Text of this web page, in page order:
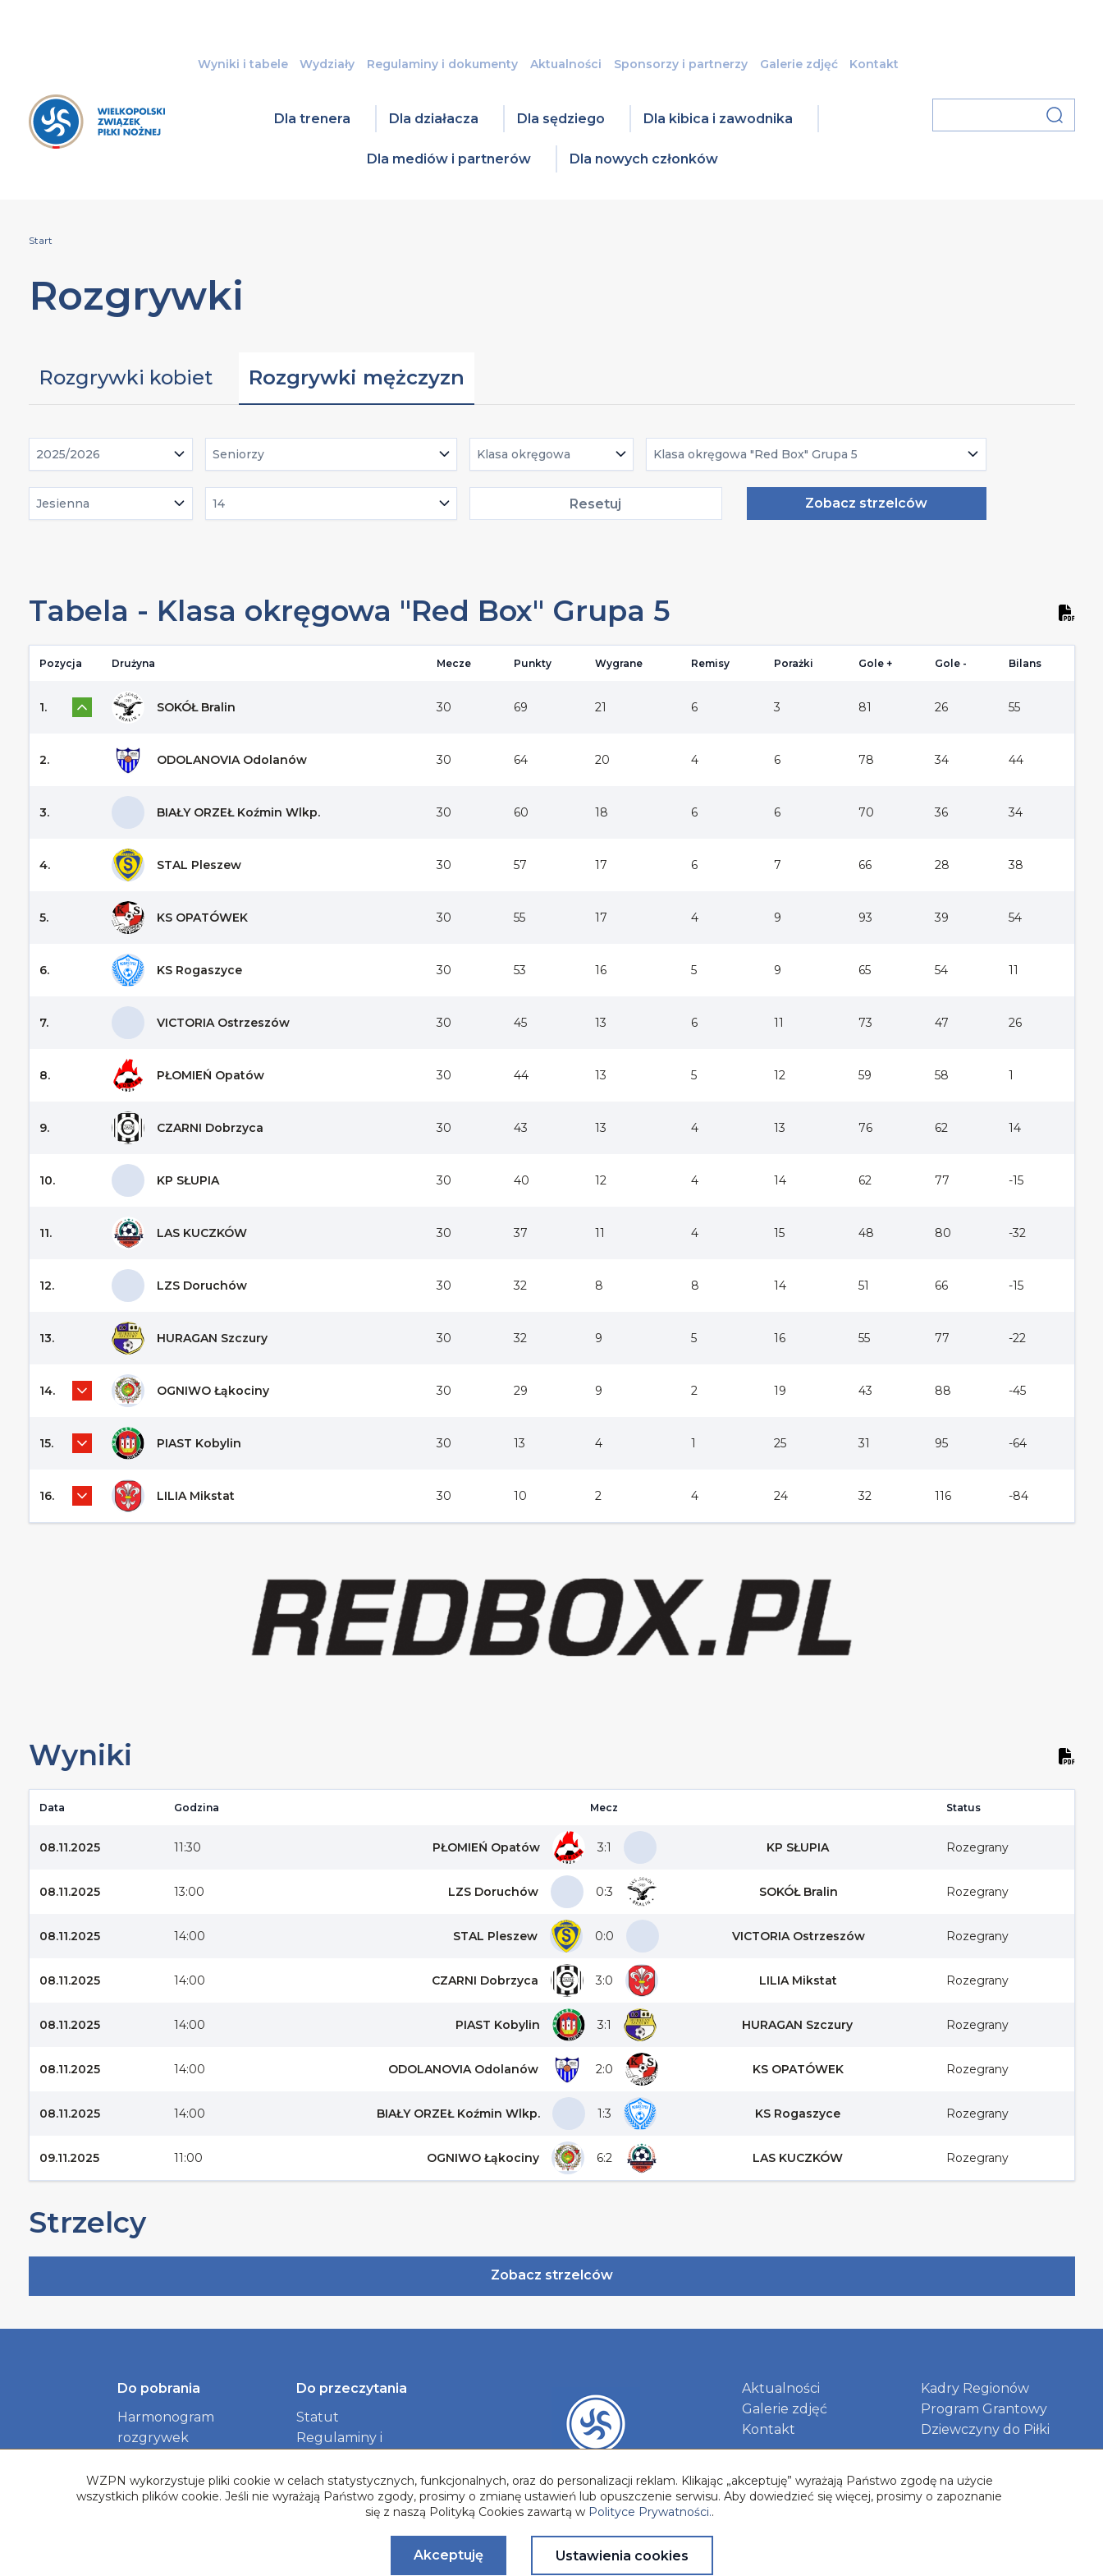
Wyniki i tabele Wydziały Regulaminy i dokumenty Aktualności Sponsorzy i partnerzy Galerie zdjęć Kontakt
Dla trenera Dla działacza Dla sędziego Dla kibica i zawodnika
Dla mediów i partnerów Dla nowych członków
Start
Rozgrywki
Rozgrywki kobiet Rozgrywki mężczyzn
2025/2026 Seniorzy Klasa okręgowa Klasa okręgowa "Red Box" Grupa 5
Jesienna 14 Resetuj Zobacz strzelców
Tabela - Klasa okręgowa "Red Box" Grupa 5
Pozycja Drużyna Mecze Punkty Wygrane Remisy Porażki Gole + Gole - Bilans
1. SOKÓŁ Bralin 30 69 21 6 3 81 26 55
2. ODOLANOVIA Odolanów 30 64 20 4 6 78 34 44
3. BIAŁY ORZEŁ Koźmin Wlkp. 30 60 18 6 6 70 36 34
4. STAL Pleszew 30 57 17 6 7 66 28 38
5. KS OPATÓWEK 30 55 17 4 9 93 39 54
6. KS Rogaszyce 30 53 16 5 9 65 54 11
7. VICTORIA Ostrzeszów 30 45 13 6 11 73 47 26
8. PŁOMIEŃ Opatów 30 44 13 5 12 59 58 1
9. CZARNI Dobrzyca 30 43 13 4 13 76 62 14
10. KP SŁUPIA 30 40 12 4 14 62 77 -15
11. LAS KUCZKÓW 30 37 11 4 15 48 80 -32
12. LZS Doruchów 30 32 8 8 14 51 66 -15
13. HURAGAN Szczury 30 32 9 5 16 55 77 -22
14. OGNIWO Łąkociny 30 29 9 2 19 43 88 -45
15. PIAST Kobylin 30 13 4 1 25 31 95 -64
16. LILIA Mikstat 30 10 2 4 24 32 116 -84
Wyniki
Data Godzina Mecz Status
08.11.2025 11:30 PŁOMIEŃ Opatów 3:1 KP SŁUPIA Rozegrany
08.11.2025 13:00 LZS Doruchów 0:3 SOKÓŁ Bralin Rozegrany
08.11.2025 14:00 STAL Pleszew 0:0 VICTORIA Ostrzeszów Rozegrany
08.11.2025 14:00 CZARNI Dobrzyca 3:0 LILIA Mikstat Rozegrany
08.11.2025 14:00 PIAST Kobylin 3:1 HURAGAN Szczury Rozegrany
08.11.2025 14:00 ODOLANOVIA Odolanów 2:0 KS OPATÓWEK Rozegrany
08.11.2025 14:00 BIAŁY ORZEŁ Koźmin Wlkp. 1:3 KS Rogaszyce Rozegrany
09.11.2025 11:00 OGNIWO Łąkociny 6:2 LAS KUCZKÓW Rozegrany
Strzelcy
Zobacz strzelców
Do pobrania
Harmonogram
rozgrywek
Związku
Logotypy Rozgrywek
Do przeczytania
Statut
Regulaminy i
Aktualności
Galerie zdjęć
Kontakt
Kadry Regionów
Program Grantowy
Dziewczyny do Piłki
WZPN wykorzystuje pliki cookie w celach statystycznych, funkcjonalnych, oraz do personalizacji reklam. Klikając „akceptuję” wyrażają Państwo zgodę na użycie
wszystkich plików cookie. Jeśli nie wyrażają Państwo zgody, prosimy o zmianę ustawień lub opuszczenie serwisu. Aby dowiedzieć się więcej, prosimy o zapoznanie
się z naszą Polityką Cookies zawartą w Polityce Prywatności..
Akceptuję Ustawienia cookies